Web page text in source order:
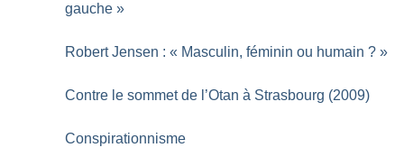
gauche »
Robert Jensen : « Masculin, féminin ou humain ? »
Contre le sommet de l’Otan à Strasbourg (2009)
Conspirationnisme